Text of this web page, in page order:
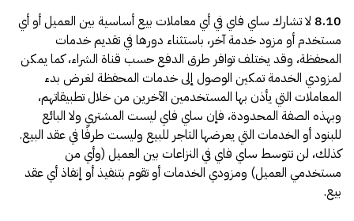
8.10 لا تشارك ساي فاي في أي معاملات بيع أساسية بين العميل أو أي
مستخدم أو مزود خدمة آخر، باستثناء دورها في تقديم خدمات
المحفظة، وقد يختلف توافر طرق الدفع حسب قناة الشراء، كما يمكن
لمزودي الخدمة تمكين الوصول إلى خدمات المحفظة لغرض بدء
المعاملات التي يأذن بها المستخدمين الآخرين من خلال تطبيقاتهم،
وبهذه الصفة المحدودة، فإن ساي فاي ليست المشتري ولا البائع
للبنود أو الخدمات التي يعرضها التاجر للبيع وليست طرفًا في عقد البيع.
كذلك، لن تتوسط ساي فاي في النزاعات بين العميل (وأي من
مستخدمي العميل) ومزودي الخدمات أو تقوم بتنفيذ أو إنفاذ أي عقد
بيع.